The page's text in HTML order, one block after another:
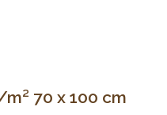
70 x 100 cm